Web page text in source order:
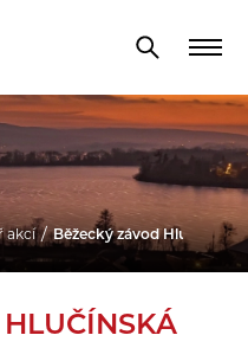
akcí Běžecký závod Hlučínská